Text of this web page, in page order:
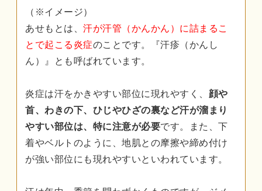
（※イメージ）
あせもとは、 汗が汗管（かんかん）に詰まるこ
とで起こる炎症のことです。『汗疹（かんし
ん）』とも呼ばれています。
炎症は汗をかきやすい部位に現れやすく、 顔や
首、わきの下、ひじやひざの裏など汗が溜まり
やすい部位は、特に注意が必要です。また、下
着やベルトのように、地肌との摩擦や締め付け
が強い部位にも現れやすいといわれています。